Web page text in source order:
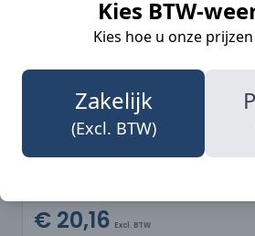
Kies BTW-
Kies hoe u onze
Zakelijk
(Excl. BTW)
€ 20,16 Excl. BTW